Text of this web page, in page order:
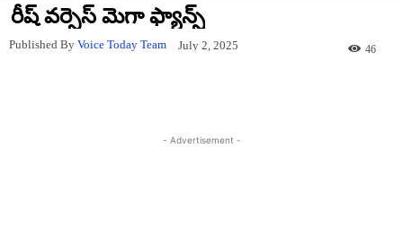
రీష్ వర్సెస్ మెగా ఫ్యాన్స్
Published By Voice Today Team July 2, 2025 46
- Advertisement -